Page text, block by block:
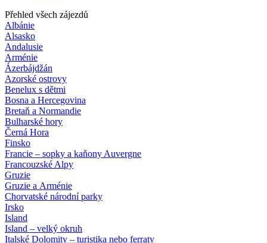
Přehled všech zájezdů
Albánie
Alsasko
Andalusie
Arménie
Ázerbájdžán
Azorské ostrovy
Benelux s dětmi
Bosna a Hercegovina
Bretaň a Normandie
Bulharské hory
Černá Hora
Finsko
Francie – sopky a kaňony Auvergne
Francouzské Alpy
Gruzie
Gruzie a Arménie
Chorvatské národní parky
Irsko
Island
Island – velký okruh
Italské Dolomity – turistika nebo ferraty